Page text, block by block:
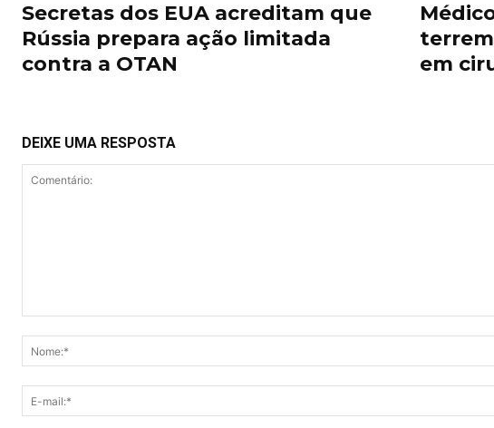
Secretas dos EUA acreditam que
Rússia prepara ação limitada
contra a OTAN
em
DEIXE UMA RESPOSTA